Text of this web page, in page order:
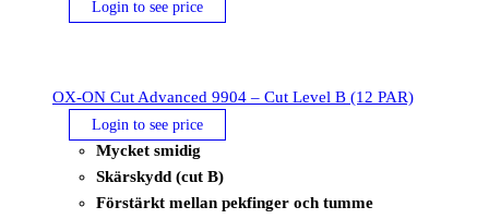
Login to see price
OX-ON Cut Advanced 9904 – Cut Level B (12 PAR)
Login to see price
Mycket smidig
Skärskydd (cut B)
Förstärkt mellan pekfinger och tumme